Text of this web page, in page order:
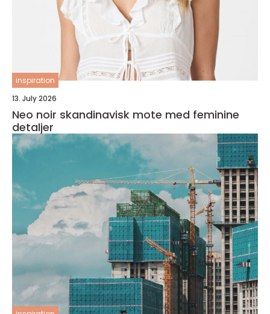
inspiration
13. July 2026
Neo noir skandinavisk mote med feminine
detaljer